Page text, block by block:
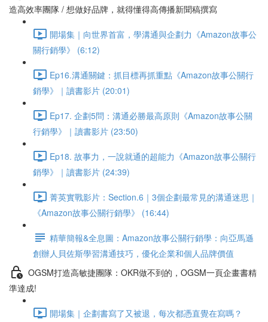
造高效率團隊 / 想做好品牌，就得懂得高傳播新聞稿撰寫
開場集｜向世界首富，學溝通與企劃力《Amazon故事公
關行銷學》 (6:12)
Ep16.溝通關鍵：抓目標再抓重點《Amazon故事公關行
銷學》｜讀書影片 (20:01)
Ep17. 企劃5問：溝通必勝最高原則《Amazon故事公關
行銷學》｜讀書影片 (23:50)
Ep18. 故事力，一說就通的超能力《Amazon故事公關行
銷學》｜讀書影片 (24:39)
菁英實戰影片：Section.6｜3個企劃最常見的溝通迷思｜
《Amazon故事公關行銷學》 (16:44)
精華簡報&全息圖：Amazon故事公關行銷學：向亞馬遜
創辦人貝佐斯學習溝通技巧，優化企業和個人品牌價值
OGSM打造高敏捷團隊：OKR做不到的，OGSM一頁企畫書精
準達成!
開場集｜企劃書寫了又被退，每次都憑直覺在寫嗎？